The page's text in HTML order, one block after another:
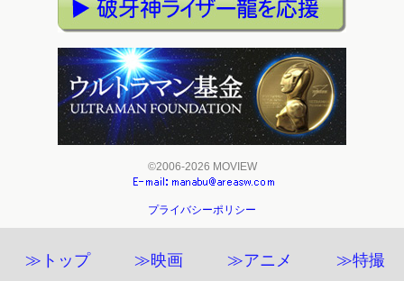
©2006-2026 MOVIEW
プライバシーポリシー
≫トップ ≫映画 ≫アニメ ≫特撮